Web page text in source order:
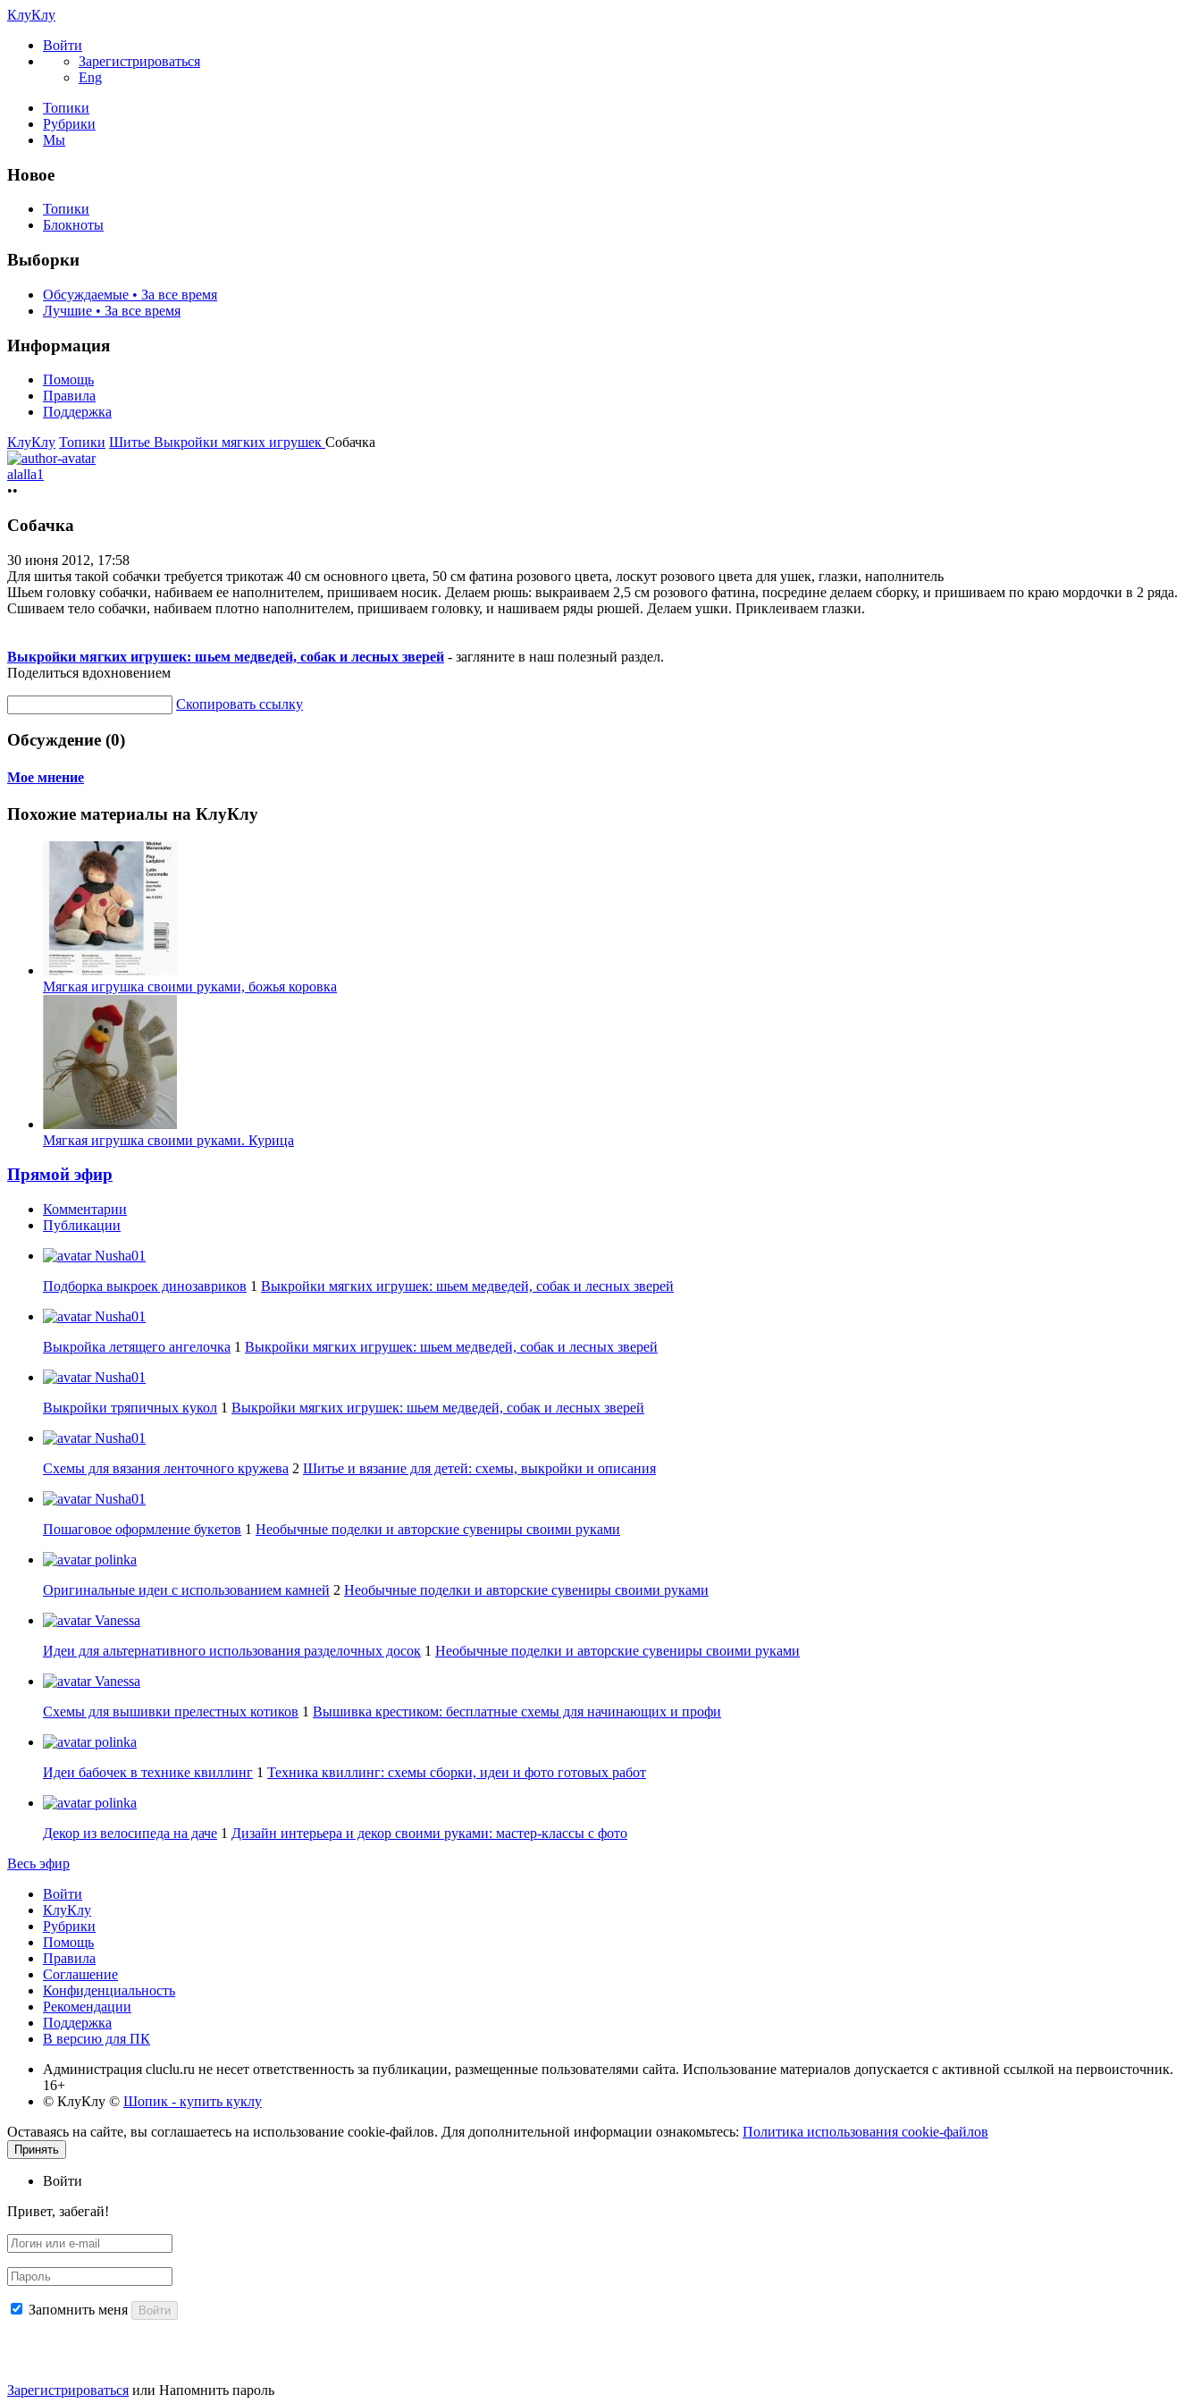
КлуКлу
Войти
Зарегистрироваться
Eng
Топики
Рубрики
Мы
Новое
Топики
Блокноты
Выборки
Обсуждаемые • За все время
Лучшие • За все время
Информация
Помощь
Правила
Поддержка
КлуКлу Топики Шитье Выкройки мягких игрушек Собачка
alalla1
••
Собачка
30 июня 2012, 17:58
Для шитья такой собачки требуется трикотаж 40 см основного цвета, 50 см фатина розового цвета, лоскут розового цвета для ушек, глазки, наполнитель
Шьем головку собачки, набиваем ее наполнителем, пришиваем носик. Делаем рюшь: выкраиваем 2,5 см розового фатина, посредине делаем сборку, и пришиваем по краю мордочки в 2 ряда.
Сшиваем тело собачки, набиваем плотно наполнителем, пришиваем головку, и нашиваем ряды рюшей. Делаем ушки. Приклеиваем глазки.
Выкройки мягких игрушек: шьем медведей, собак и лесных зверей - загляните в наш полезный раздел.
Поделиться вдохновением
Скопировать ссылку
Обсуждение (0)
Мое мнение
Похожие материалы на КлуКлу
Мягкая игрушка своими руками, божья коровка
Мягкая игрушка своими руками. Курица
Прямой эфир
Комментарии
Публикации
Nusha01
Подборка выкроек динозавриков 1 Выкройки мягких игрушек: шьем медведей, собак и лесных зверей
Nusha01
Выкройка летящего ангелочка 1 Выкройки мягких игрушек: шьем медведей, собак и лесных зверей
Nusha01
Выкройки тряпичных кукол 1 Выкройки мягких игрушек: шьем медведей, собак и лесных зверей
Nusha01
Схемы для вязания ленточного кружева 2 Шитье и вязание для детей: схемы, выкройки и описания
Nusha01
Пошаговое оформление букетов 1 Необычные поделки и авторские сувениры своими руками
polinka
Оригинальные идеи с использованием камней 2 Необычные поделки и авторские сувениры своими руками
Vanessa
Идеи для альтернативного использования разделочных досок 1 Необычные поделки и авторские сувениры своими руками
Vanessa
Схемы для вышивки прелестных котиков 1 Вышивка крестиком: бесплатные схемы для начинающих и профи
polinka
Идеи бабочек в технике квиллинг 1 Техника квиллинг: схемы сборки, идеи и фото готовых работ
polinka
Декор из велосипеда на даче 1 Дизайн интерьера и декор своими руками: мастер-классы с фото
Весь эфир
Войти
КлуКлу
Рубрики
Помощь
Правила
Соглашение
Конфиденциальность
Рекомендации
Поддержка
В версию для ПК
Администрация cluclu.ru не несет ответственность за публикации, размещенные пользователями сайта. Использование материалов допускается с активной ссылкой на первоисточник.
16+
© КлуКлу © Шопик - купить куклу
Оставаясь на сайте, вы соглашаетесь на использование cookie-файлов. Для дополнительной информации ознакомьтесь: Политика использования cookie-файлов
Принять
Войти
Привет, забегай!
Запомнить меня Войти
Зарегистрироваться или Напомнить пароль